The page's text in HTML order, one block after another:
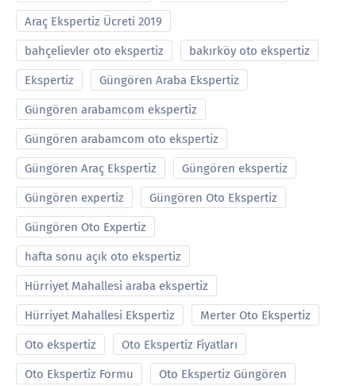
Araç Ekspertiz Ücreti 2019
bahçelievler oto ekspertiz bakırköy oto ekspertiz
Ekspertiz Güngören Araba Ekspertiz
Güngören arabamcom ekspertiz
Güngören arabamcom oto ekspertiz
Güngören Araç Ekspertiz Güngören ekspertiz
Güngören expertiz Güngören Oto Ekspertiz
Güngören Oto Expertiz
hafta sonu açık oto ekspertiz
Hürriyet Mahallesi araba ekspertiz
Hürriyet Mahallesi Ekspertiz Merter Oto Ekspertiz
Oto ekspertiz Oto Ekspertiz Fiyatları
Oto Ekspertiz Formu Oto Ekspertiz Güngören